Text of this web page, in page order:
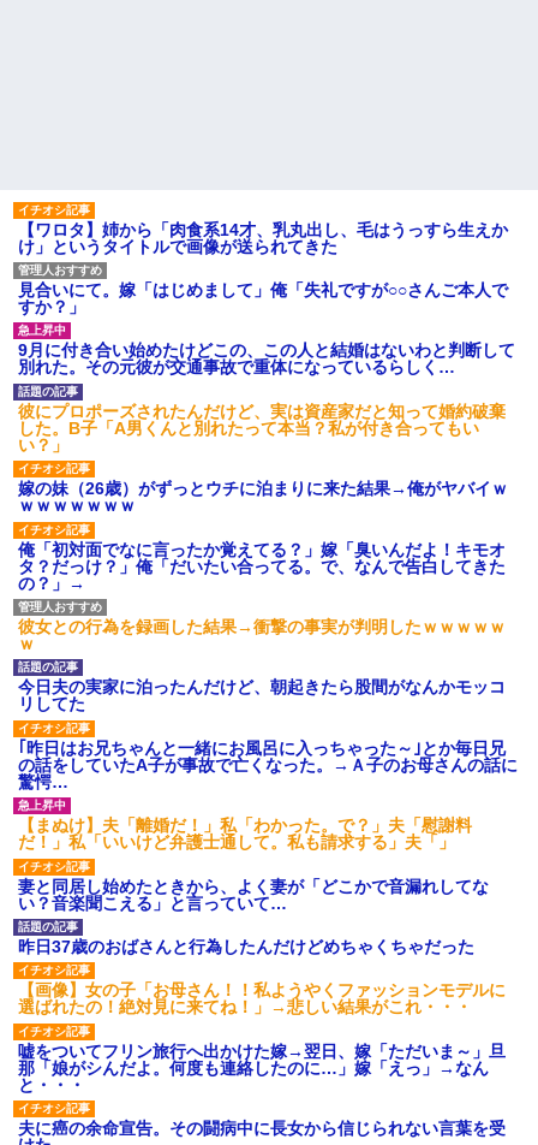
【動画】高校生さん、文化祭
でコーヒーカップを作って大盛
りあがり←なんかどっかで見た
ことあると話題に
トメ「お腹の子は孫と認めな
い！」とイキるクソトメに父親
不明のコトメ子を引き合いに出
した私。トメ「米軍の血筋
よ！」私「〇〇じゃないです
か」←...
ハードオフに売っていた4万
4000円のフィギュアがヤバすぎ
るｗｗｗｗｗｗ「こんな高い
の？ｗｗ」「逆に超安い」
私「ちょっと、人の家の金庫
触らないでよ！」キチママ『そ
こに金庫があったから、開けて
みようとしただけ☆』義兄「泥
は出てけ！二度と来るな！」結
果・・・
私「初めて飲む味だけどなん
のお茶？」彼「ちっ！」私「」
【GIF】JSのカンチョーワロ
タ
後続車にクラクションを鳴ら
され彼氏が逆切れ。「何クラク
ション鳴らしてんだ！降りてこ
いよ！」と怒鳴りだし...
【衝撃】報酬100万円超の治験
募集がこちらｗｗｗｗｗ(※画像
あり)
【ネット騒然】惨殺されたタ
ワマン頂き女子のこの動画、す
げえええええｗｗｗｗｗｗｗｗ
ｗｗｗ
【愕然】白のクラウン俺氏、
高速道路左車線を制限速度で走
った結果wwwwwwwwwwww
百年の恋12-899 食べた量を
張り合ってくる
【悲報】佐藤輝明・・・２軍
でも盛大にやらかす←あまり悲
しませないでくれ
かの同性で俺の対応に困惑なん
だが？
みたよ
【ワロタ】姉から「肉食系14才、乳丸出し、毛はうっすら生えか
け」というタイトルで画像が送られてきた
見合いにて。嫁「はじめまして」俺「失礼ですが○○さんご本人で
すか？」
9月に付き合い始めたけどこの、この人と結婚はないわと判断して
別れた。その元彼が交通事故で重体になっているらしく…
彼にプロポーズされたんだけど、実は資産家だと知って婚約破棄
した。B子「A男くんと別れたって本当？私が付き合ってもい
い？」
嫁の妹（26歳）がずっとウチに泊まりに来た結果→俺がヤバイｗ
ｗｗｗｗｗｗｗ
俺「初対面でなに言ったか覚えてる？」嫁「臭いんだよ！キモオ
タ？だっけ？」俺「だいたい合ってる。で、なんで告白してきた
の？」→
彼女との行為を録画した結果→衝撃の事実が判明したｗｗｗｗｗ
ｗ
今日夫の実家に泊ったんだけど、朝起きたら股間がなんかモッコ
リしてた
｢昨日はお兄ちゃんと一緒にお風呂に入っちゃった～｣とか毎日兄
の話をしていたA子が事故で亡くなった。→Ａ子のお母さんの話に
驚愕…
【まぬけ】夫「離婚だ！」私「わかった。で？」夫「慰謝料
だ！」私「いいけど弁護士通して。私も請求する」夫「」
妻と同居し始めたときから、よく妻が「どこかで音漏れしてな
い？音楽聞こえる」と言っていて…
昨日37歳のおばさんと行為したんだけどめちゃくちゃだった
【画像】女の子「お母さん！！私ようやくファッションモデルに
選ばれたの！絶対見に来てね！」→悲しい結果がこれ・・・
嘘をついてフリン旅行へ出かけた嫁→翌日、嫁「ただいま～」旦
那「娘がシんだよ。何度も連絡したのに…」嫁「えっ」→なん
と・・・
夫に癌の余命宣告。その闘病中に長女から信じられない言葉を受